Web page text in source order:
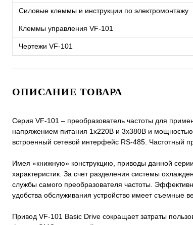
Силовые клеммы и инструкции по электромонтажу
Клеммы управления VF-101
Чертежи VF-101
ОПИСАНИЕ ТОВАРА
Серия VF-101 – преобразователь частоты для
напряжением питания 1х220В и 3х380В и
встроенный сетевой интерфейс RS-485. Частотный
Имея «книжную» конструкцию, приводы данной
характеристик. За счет разделения системы
службы самого преобразователя частоты.
удобства обслуживания устройство имеет съемные
Привод VF-101 Basic Drive сокращает затраты